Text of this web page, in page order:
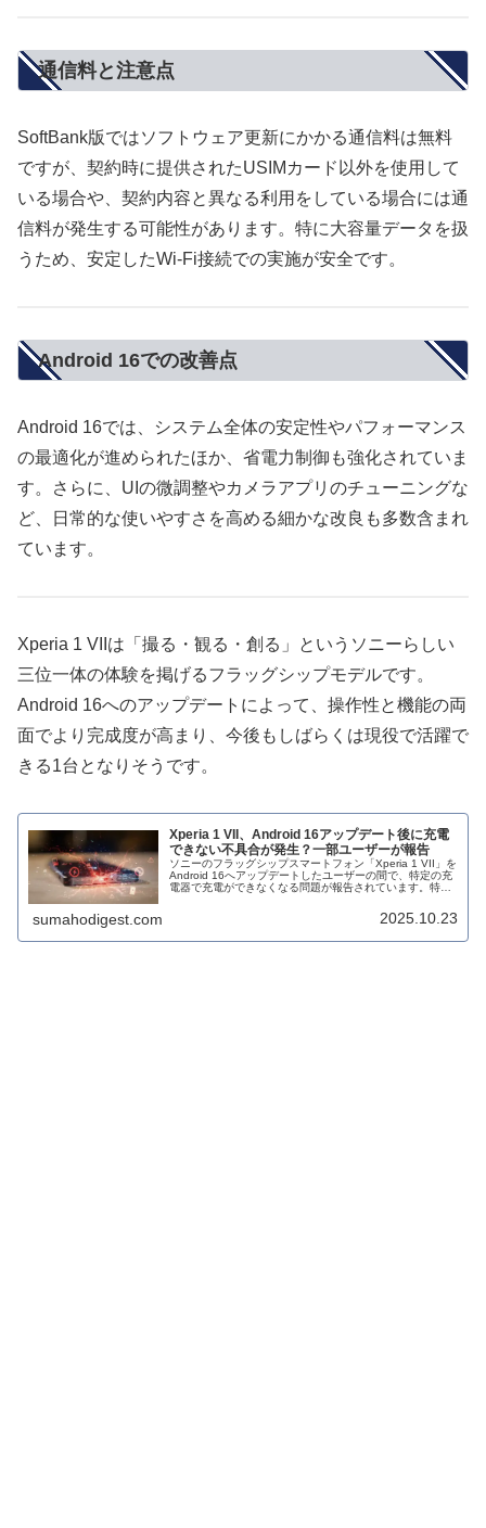
通信料と注意点
SoftBank版ではソフトウェア更新にかかる通信料は無料
ですが、契約時に提供されたUSIMカード以外を使用して
いる場合や、契約内容と異なる利用をしている場合には通
信料が発生する可能性があります。特に大容量データを扱
うため、安定したWi-Fi接続での実施が安全です。
Android 16での改善点
Android 16では、システム全体の安定性やパフォーマンス
の最適化が進められたほか、省電力制御も強化されていま
す。さらに、UIの微調整やカメラアプリのチューニングな
ど、日常的な使いやすさを高める細かな改良も多数含まれ
ています。
Xperia 1 VIIは「撮る・観る・創る」というソニーらしい
三位一体の体験を掲げるフラッグシップモデルです。
Android 16へのアップデートによって、操作性と機能の両
面でより完成度が高まり、今後もしばらくは現役で活躍で
きる1台となりそうです。
Xperia 1 VII、Android 16アップデート後に充電
できない不具合が発生？一部ユーザーが報告
ソニーのフラッグシップスマートフォン「Xperia 1 VII」を
Android 16へアップデートしたユーザーの間で、特定の充
電器で充電ができなくなる問題が報告されています。特に
sumahodigest.com 2025.10.23